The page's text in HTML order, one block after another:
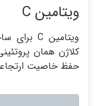
ویتامین C
ویتامین C برای ساخت
کلاژن همان
حفظ خاصیت